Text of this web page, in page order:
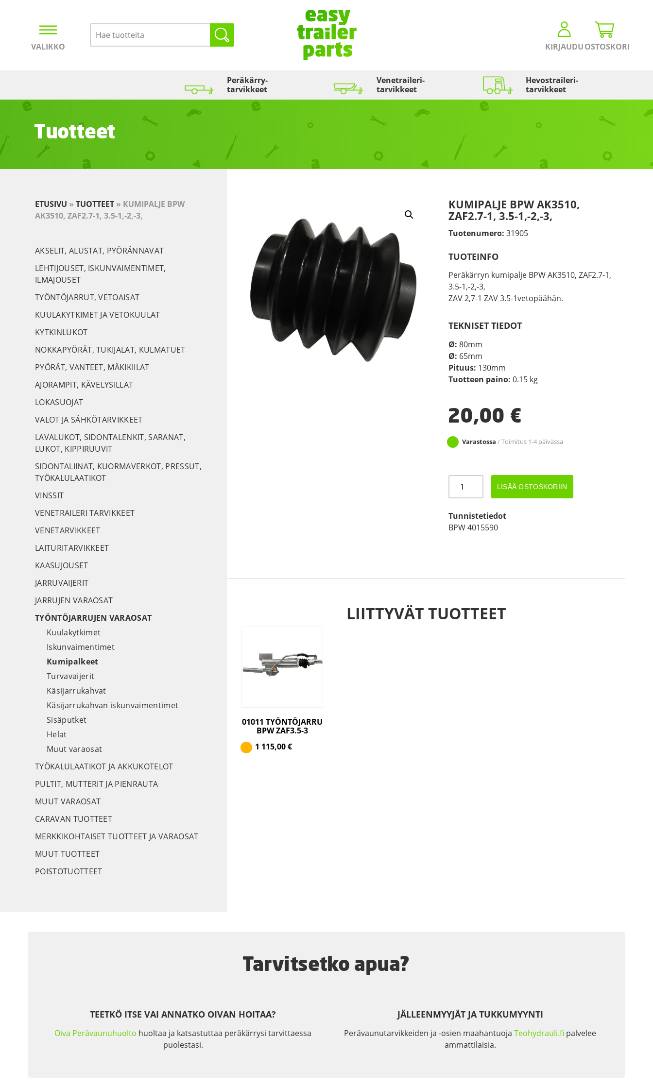
VALIKKO KIRJAUDUOSTOSKORI
Peräkärry­
tarvikkeet
Venetraileri­
tarvikkeet
Hevostraileri­
tarvikkeet
Tuotteet
KUMIPALJE BPW AK3510,
ZAF2.7-1, 3.5-1,-2,-3,
Tuotenumero: 31905
TUOTEINFO
Peräkärryn kumipalje BPW AK3510, ZAF2.7-1,
3.5-1,-2,-3,
ZAV 2,7-1 ZAV 3.5-1vetopäähän.
TEKNISET TIEDOT
Ø: 80mm
Ø: 65mm
Pituus: 130mm
Tuotteen paino: 0.15 kg
20,00 €
Varastossa / Toimitus 1-4 päivässä
BPW
ZAF2.7-
1,
LISÄÄ OSTOSKORIIN
Tunnistetiedot
BPW 4015590
LIITTYVÄT TUOTTEET
01011 TYÖNTÖJARRU
BPW ZAF3.5-3
1 115,00€
ETUSIVU » TUOTTEET » KUMIPALJE BPW
AK3510, ZAF2.7-1, 3.5-1,-2,-3,
AKSELIT, ALUSTAT, PYÖRÄNNAVAT
LEHTIJOUSET, ISKUNVAIMENTIMET,
ILMAJOUSET
TYÖNTÖJARRUT, VETOAISAT
KUULAKYTKIMET JA VETOKUULAT
KYTKINLUKOT
NOKKAPYÖRÄT, TUKIJALAT, KULMATUET
PYÖRÄT, VANTEET, MÄKIKIILAT
AJORAMPIT, KÄVELYSILLAT
LOKASUOJAT
VALOT JA SÄHKÖTARVIKKEET
LAVALUKOT, SIDONTALENKIT, SARANAT,
LUKOT, KIPPIRUUVIT
SIDONTALIINAT, KUORMAVERKOT, PRESSUT,
TYÖKALULAATIKOT
VINSSIT
VENETRAILERI TARVIKKEET
VENETARVIKKEET
LAITURITARVIKKEET
KAASUJOUSET
JARRUVAIJERIT
JARRUJEN VARAOSAT
TYÖNTÖJARRUJEN VARAOSAT
Kuulakytkimet
Iskunvaimentimet
Kumipalkeet
Turvavaijerit
Käsijarrukahvat
Käsijarrukahvan iskunvaimentimet
Sisäputket
Helat
Muut varaosat
TYÖKALULAATIKOT JA AKKUKOTELOT
PULTIT, MUTTERIT JA PIENRAUTA
MUUT VARAOSAT
CARAVAN TUOTTEET
MERKKIKOHTAISET TUOTTEET JA VARAOSAT
MUUT TUOTTEET
POISTOTUOTTEET
Tarvitsetko apua?
TEETKÖ ITSE VAI ANNATKO OIVAN HOITAA?
Oiva Perävaunuhuolto huoltaa ja katsastuttaa peräkärrysi tarvittaessa
puolestasi.
JÄLLEENMYYJÄT JA TUKKUMYYNTI
Perävaunutarvikkeiden ja -osien maahantuoja Teohydrauli.fi palvelee
ammattilaisia.